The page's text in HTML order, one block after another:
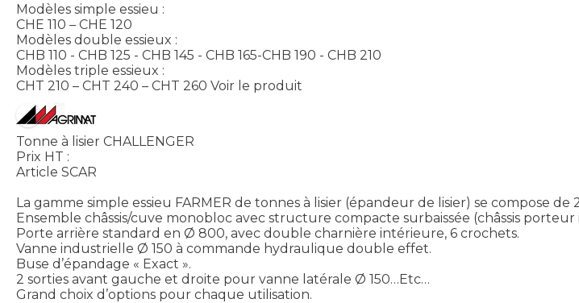
Modèles simple essieu :
CHE 110 – CHE 120
Modèles double essieux :
CHB 110 - CHB 125 - CHB 145 - CHB 165-CHB 190 - CHB 210
Modèles triple essieux :
CHT 210 – CHT 240 – CHT 260 Voir le produit
Tonne à lisier CHALLENGER
Prix HT :
Article SCAR
La gamme simple essieu FARMER de tonnes à lisier (épandeur de lisier) se compose de
Ensemble châssis/cuve monobloc avec structure compacte surbaissée (châssis
Porte arrière standard en Ø 800, avec double charnière intérieure, 6 crochets.
Vanne industrielle Ø 150 à commande hydraulique double effet.
Buse d’épandage « Exact ».
2 sorties avant gauche et droite pour vanne latérale Ø 150…Etc…
Grand choix d’options pour chaque utilisation.